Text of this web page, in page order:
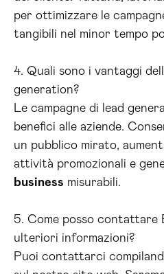
per ottimizzare le
tangibili nel minor tempo
4. Quali sono i vantaggi
generation?
Le campagne di lead
benefici alle aziende.
un pubblico mirato,
attività promozionali e
business misurabili.
5. Come posso contattare
ulteriori informazioni?
Puoi contattarci